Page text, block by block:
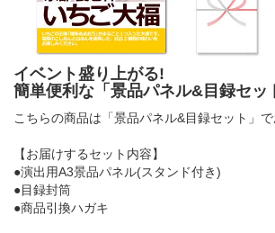
イベント盛り上がる!
簡単便利な「景品パネル&目録セッ
こちらの商品は「景品パネル&目録セット」で
【お届けするセット内容】
●演出用A3景品パネル(スタンド付き)
●目録封筒
●商品引換ハガキ